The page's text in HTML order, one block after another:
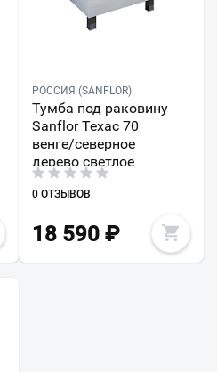
РОССИЯ (SANFLOR)
Тумба под раковину
Sanflor Техас 70
венге/северное
дерево светлое
0 ОТЗЫВОВ
18 590₽